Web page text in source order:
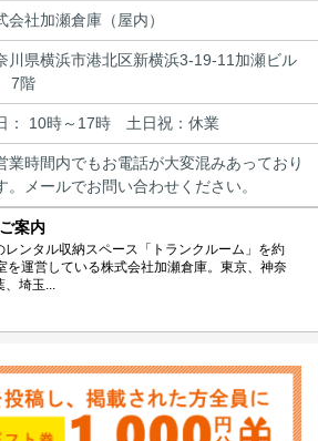
会社加瀬倉庫（屋内）
川県横浜市港北区新横浜3-19-11加瀬ビル
7階
： 10時～17時 土日祝：休業
業時間内でもお電話が大変混みあっており
。メールでお問い合わせください。
案内
レンタル収納スペース「トランクルーム」を約
を運営している株式会社加瀬倉庫。東京、神奈
、埼玉...